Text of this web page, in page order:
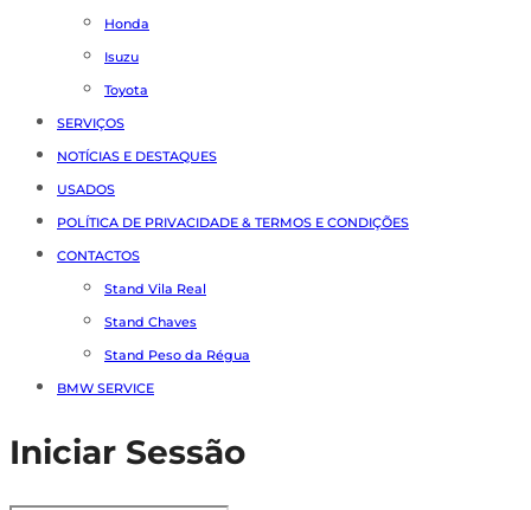
Honda
Isuzu
Toyota
SERVIÇOS
NOTÍCIAS E DESTAQUES
USADOS
POLÍTICA DE PRIVACIDADE & TERMOS E CONDIÇÕES
CONTACTOS
Stand Vila Real
Stand Chaves
Stand Peso da Régua
BMW SERVICE
Iniciar Sessão